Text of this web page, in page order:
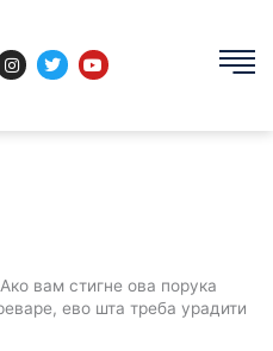
I
n
T
w
Y
o
вам стигне ова порука
ево шта треба урадити